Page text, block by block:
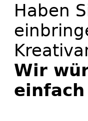
Haben
Wir